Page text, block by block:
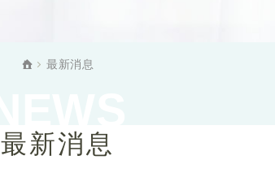
最新消息
最新消息